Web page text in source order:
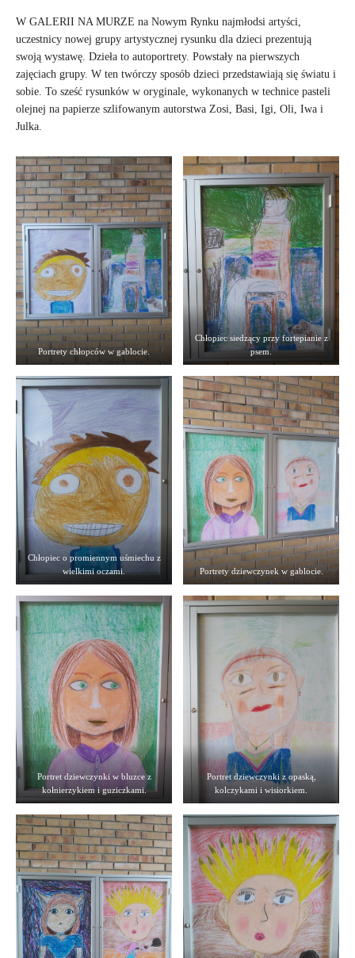
W GALERII NA MURZE na Nowym Rynku najmłodsi artyści,
uczestnicy nowej grupy artystycznej rysunku dla dzieci prezentują
swoją wystawę. Dzieła to autoportrety. Powstały na pierwszych
zajęciach grupy. W ten twórczy sposób dzieci przedstawiają się światu i
sobie. To sześć rysunków w oryginale, wykonanych w technice pasteli
olejnej na papierze szlifowanym autorstwa Zosi, Basi, Igi, Oli, Iwa i
Julka.
Portrety chłopców w gablocie.
Chłopiec siedzący przy fortepianie z
psem.
Chłopiec o promiennym uśmiechu z
wielkimi oczami.
Portrety dziewczynek w gablocie.
Portret dziewczynki w bluzce z
kołnierzykiem i guziczkami.
Portret dziewczynki z opaską,
kolczykami i wisiorkiem.